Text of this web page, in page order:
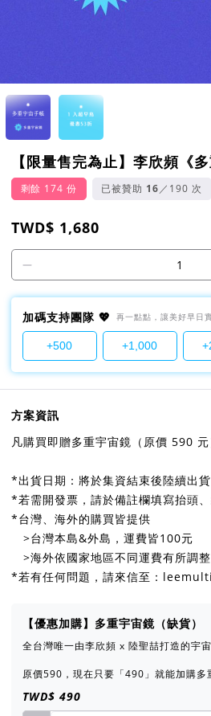
【限量售完為止】李欣頻《
剩餘 174 份 已被贊助 16／190 次
TWD$ 1,680
1
加碼支持團隊 💖 再一點點，讓美好早日
+500 +1,000
方案資訊
凡購買即贈多重宇宙鏡（原價 590
*出貨日期：將於集資結束後陸續出貨
*若需開發票，請於備註欄填寫抬頭
*台灣、海外的購買皆提供
>台灣本島&外島，運費皆100元
>海外依國家地區不同運費有所調整
*若有任何問題，請來信至：
【優惠加購】多重宇宙鏡（缺貨）
全台灣唯一由李欣頻 x 陸聖喆打造的宇
原價590，現在只要「490」就能加購多
TWD$ 490